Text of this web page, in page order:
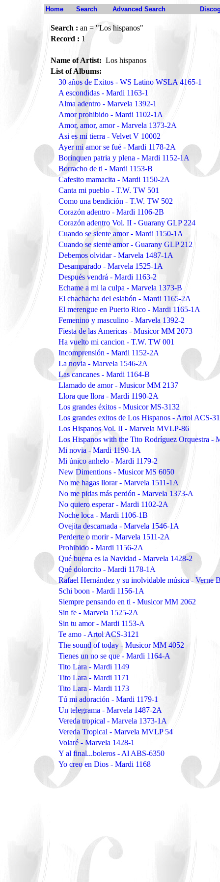
Home Search Advanced Search
Search : an = "Los hispanos"
Record : 1
Name of Artist: Los hispanos
List of Albums:
30 años de Exitos - WS Latino WSLA 4165-1
A escondidas - Mardi 1163-1
Alma adentro - Marvela 1392-1
Amor prohibido - Mardi 1102-1A
Amor, amor, amor - Marvela 1373-2A
Asi es mi tierra - Velvet V 10002
Ayer mi amor se fué - Mardi 1178-2A
Borinquen patria y plena - Mardi 1152-1A
Borracho de ti - Mardi 1153-B
Cafesito mamacita - Mardi 1150-2A
Canta mi pueblo - T.W. TW 501
Como una bendición - T.W. TW 502
Corazón adentro - Mardi 1106-2B
Corazón adentro Vol. II - Guarany GLP 224
Cuando se siente amor - Mardi 1150-1A
Cuando se siente amor - Guarany GLP 212
Debemos olvidar - Marvela 1487-1A
Desamparado - Marvela 1525-1A
Después vendrá - Mardi 1163-2
Echame a mi la culpa - Marvela 1373-B
El chachacha del eslabón - Mardi 1165-2A
El merengue en Puerto Rico - Mardi 1165-1A
Femenino y masculino - Marvela 1392-2
Fiesta de las Americas - Musicor MM 2073
Ha vuelto mi cancion - T.W. TW 001
Incomprensión - Mardi 1152-2A
La novia - Marvela 1546-2A
Las cancanes - Mardi 1164-B
Llamado de amor - Musicor MM 2137
Llora que llora - Mardi 1190-2A
Los grandes éxitos - Musicor MS-3132
Los grandes exitos de Los Hispanos - Artol ACS-
Los Hispanos Vol. II - Marvela MVLP-86
Los Hispanos with the Tito Rodríguez Orquestra -
Mi novia - Mardi 1190-1A
Mi único anhelo - Mardi 1179-2
New Dimentions - Musicor MS 6050
No me hagas llorar - Marvela 1511-1A
No me pidas más perdón - Marvela 1373-A
No quiero esperar - Mardi 1102-2A
Noche loca - Mardi 1106-1B
Ovejita descarnada - Marvela 1546-1A
Perderte o morir - Marvela 1511-2A
Prohibido - Mardi 1156-2A
Qué buena es la Navidad - Marvela 1428-2
Qué dolorcito - Mardi 1178-1A
Rafael Hernández y su inolvidable música - Verne
Schi boon - Mardi 1156-1A
Siempre pensando en ti - Musicor MM 2062
Sin fe - Marvela 1525-2A
Sin tu amor - Mardi 1153-A
Te amo - Artol ACS-3121
The sound of today - Musicor MM 4052
Tienes un no se que - Mardi 1164-A
Tito Lara - Mardi 1149
Tito Lara - Mardi 1171
Tito Lara - Mardi 1173
Tú mi adoración - Mardi 1179-1
Un telegrama - Marvela 1487-2A
Vereda tropical - Marvela 1373-1A
Vereda Tropical - Marvela MVLP 54
Volaré - Marvela 1428-1
Y al final...boleros - Al ABS-6350
Yo creo en Dios - Mardi 1168